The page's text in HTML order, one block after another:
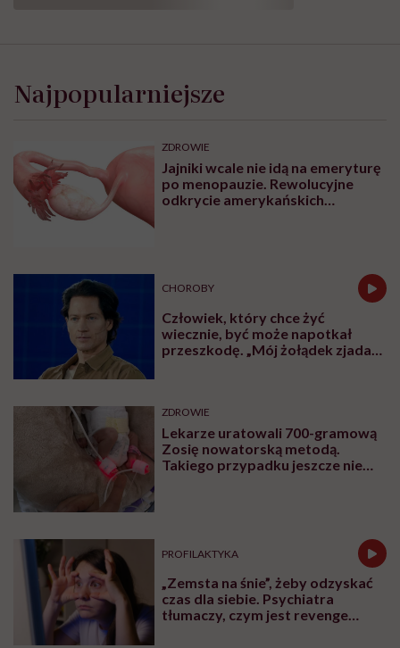
Najpopularniejsze
ZDROWIE
Jajniki wcale nie idą na emeryturę
po menopauzie. Rewolucyjne
odkrycie amerykańskich
CHOROBY
Człowiek, który chce żyć
wiecznie, być może napotkał
przeszkodę. „Mój żołądek zjada
ZDROWIE
Lekarze uratowali 700-gramową
Zosię nowatorską metodą.
Takiego przypadku jeszcze nie
PROFILAKTYKA
„Zemsta na śnie”, żeby odzyskać
czas dla siebie. Psychiatra
tłumaczy, czym jest revenge